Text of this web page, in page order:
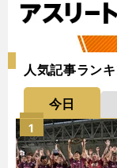
人気記事ラン
今日
1